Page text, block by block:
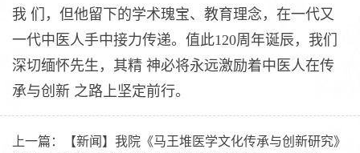
我 们，但他留下的学术瑰宝、教育理念，在一代又
一代中医人手中接力传递。值此120周年诞辰，我们
深切缅怀先生，其精 神必将永远激励着中医人在传
承与创新 之路上坚定前行。
上一篇：
【新闻】我院《马王堆医学文化传承与创新研究》